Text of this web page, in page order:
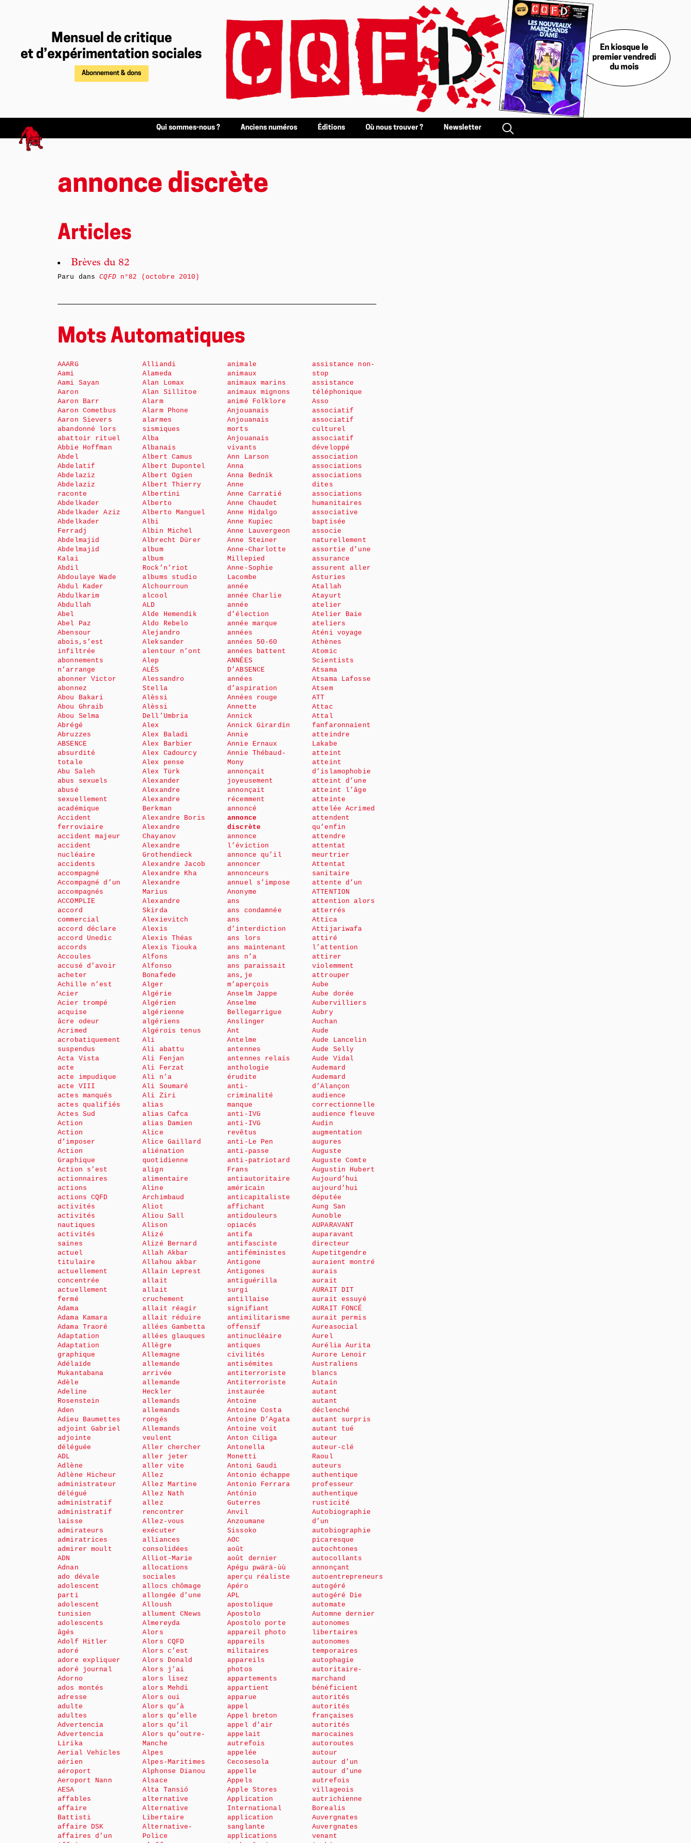
Mensuel de critique
et d’expérimentation sociales
Abonnement & dons
En kiosque le
premier vendredi
du mois
Qui sommes-nous ? Anciens numéros Éditions Où nous trouver ? Newsletter
annonce discrète
Articles
Brèves du 82
Paru dansCQFDn°82 (octobre 2010)
Mots Automatiques
AAARG
Aami
Aami Sayan
Aaron
Aaron Barr
Aaron Cometbus
Aaron Sievers
abandonné lors
abattoir rituel
Abbie Hoffman
Abdel
Abdelatif
Abdelaziz
Abdelaziz
raconte
Abdelkader
Abdelkader Aziz
Abdelkader
Ferradj
Abdelmajid
Abdelmajid
Kalai
Abdil
Abdoulaye Wade
Abdul Kader
Abdulkarim
Abdullah
Abel
Abel Paz
Abensour
abois,s’est
infiltrée
abonnements
n’arrange
abonner Victor
abonnez
Abou Bakari
Abou Ghraib
Abou Selma
Abrégé
Abruzzes
ABSENCE
absurdité
totale
Abu Saleh
abus sexuels
abusé
sexuellement
académique
Accident
ferroviaire
accident majeur
accident
nucléaire
accidents
accompagné
Accompagné d’un
accompagnés
ACCOMPLIE
accord
commercial
accord déclare
accord Unedic
accords
Accoules
accusé d’avoir
acheter
Achille n’est
Acier
Acier trompé
acquise
âcre odeur
Acrimed
acrobatiquement
suspendus
Acta Vista
acte
acte impudique
acte VIII
actes manqués
actes qualifiés
Actes Sud
Action
Action
d’imposer
Action
Graphique
Action s’est
actionnaires
actions
actions CQFD
activités
activités
nautiques
activités
saines
actuel
titulaire
actuellement
concentrée
actuellement
fermé
Adama
Adama Kamara
Adama Traoré
Adaptation
Adaptation
graphique
Adélaïde
Mukantabana
Adèle
Adeline
Rosenstein
Aden
Adieu Baumettes
adjoint Gabriel
adjointe
déléguée
ADL
Adlène
Adlène Hicheur
administrateur
délégué
administratif
administratif
laisse
admirateurs
admiratrices
admirer moult
ADN
Adnan
ado dévale
adolescent
parti
adolescent
tunisien
adolescents
âgés
Adolf Hitler
adoré
adore expliquer
adoré journal
Adorno
ados montés
adresse
adulte
adultes
Advertencia
Advertencia
Lirika
Aerial Vehicles
aérien
aéroport
Aeroport Nann
AESA
affables
affaire
Battisti
affaire DSK
affaires d’un
Alliandi
Alameda
Alan Lomax
Alan Sillitoe
Alarm
Alarm Phone
alarmes
sismiques
Alba
Albanais
Albert Camus
Albert Dupontel
Albert Ogien
Albert Thierry
Albertini
Alberto
Alberto Manguel
Albi
Albin Michel
Albrecht Dürer
album
album
Rock’n’riot
albums studio
Alchourroun
alcool
ALD
Alde Hemendik
Aldo Rebelo
Alejandro
Aleksander
alentour n’ont
Alep
ALÈS
Alessandro
Stella
Alèssi
Alèssi
Dell’Umbria
Alex
Alex Baladi
Alex Barbier
Alex Cadourcy
Alex pense
Alex Türk
Alexander
Alexandre
Alexandre
Berkman
Alexandre Boris
Alexandre
Chayanov
Alexandre
Grothendieck
Alexandre Jacob
Alexandre Kha
Alexandre
Marius
Alexandre
Skirda
Alexievitch
Alexis
Alexis Théas
Alexis Tiouka
Alfons
Alfonso
Bonafede
Alger
Algérie
Algérien
algérienne
algériens
Algérois tenus
Ali
Ali abattu
Ali Fenjan
Ali Ferzat
Ali n’a
Ali Soumaré
Ali Ziri
alias
alias Cafca
alias Damien
Alice
Alice Gaillard
aliénation
quotidienne
align
alimentaire
Aline
Archimbaud
Aliot
Aliou Sall
Alison
Alizé
Alizé Bernard
Allah Akbar
Allahou akbar
Allain Leprest
allait
allait
cruchement
allait réagir
allait réduire
allées Gambetta
allées glauques
Allègre
Allemagne
allemande
arrivée
allemande
Heckler
allemands
allemands
rongés
Allemands
veulent
Aller chercher
aller jeter
aller vite
Allez
Allez Martine
Allez Nath
allez
rencontrer
Allez-vous
exécuter
alliances
consolidées
Alliot-Marie
allocations
sociales
allocs chômage
allongée d’une
Alloush
allument CNews
Almereyda
Alors
Alors CQFD
Alors c’est
Alors Donald
Alors j’ai
alors lisez
alors Mehdi
Alors oui
Alors qu’à
alors qu’elle
alors qu’il
Alors qu’outre-
Manche
Alpes
Alpes-Maritimes
Alphonse Dianou
Alsace
Alta Tansió
alternative
Alternative
Libertaire
Alternative-
Police
animale
animaux
animaux marins
animaux mignons
animé Folklore
Anjouanais
Anjouanais
morts
Anjouanais
vivants
Ann Larson
Anna
Anna Bednik
Anne
Anne Carratié
Anne Chaudet
Anne Hidalgo
Anne Kupiec
Anne Lauvergeon
Anne Steiner
Anne-Charlotte
Millepied
Anne-Sophie
Lacombe
année
année Charlie
année
d’élection
année marque
années
années 50-60
années battent
ANNÉES
D’ABSENCE
années
d’aspiration
Années rouge
Annette
Annick
Annick Girardin
Annie
Annie Ernaux
Annie Thébaud-
Mony
annonçait
joyeusement
annonçait
récemment
annoncé
annonce
discrète
annonce
l’éviction
annonce qu’il
annoncer
annonceurs
annuel s’impose
Anonyme
ans
ans condamnée
ans
d’interdiction
ans lors
ans maintenant
ans n’a
ans paraissait
ans,je
m’aperçois
Anselm Jappe
Anselme
Bellegarrigue
Anslinger
Ant
Antelme
antennes
antennes relais
anthologie
érudite
anti-
criminalité
manque
anti-IVG
anti-IVG
revêtus
anti-Le Pen
anti-passe
anti-patriotard
Frans
antiautoritaire
américain
anticapitaliste
affichant
antidouleurs
opiacés
antifa
antifasciste
antiféministes
Antigone
Antigones
antiguérilla
surgi
antillaise
signifiant
antimilitarisme
offensif
antinucléaire
antiques
civilités
antisémites
antiterroriste
Antiterroriste
instaurée
Antoine
Antoine Costa
Antoine D’Agata
Antoine voit
Anton Ciliga
Antonella
Monetti
Antoni Gaudi
Antonio échappe
Antonio Ferrara
António
Guterres
Anvil
Anzoumane
Sissoko
AOC
août
août dernier
Apégu pwärä-ùù
aperçu réaliste
Apéro
APL
apostolique
Apostolo
Apostolo porte
appareil photo
appareils
militaires
appareils
photos
appartements
appartient
apparue
appel
Appel breton
appel d’air
appelait
autrefois
appelée
Cecosesola
appelle
Appels
Apple Stores
Application
International
application
sanglante
applications
assistance non-
stop
assistance
téléphonique
Asso
associatif
associatif
culturel
associatif
développé
association
associations
associations
dites
associations
humanitaires
associative
baptisée
associe
naturellement
assortie d’une
assurance
assurent aller
Asturies
Atallah
Atayurt
atelier
Atelier Baie
ateliers
Aténi voyage
Athènes
Atomic
Scientists
Atsama
Atsama Lafosse
Atsem
ATT
Attac
Attal
fanfaronnaient
atteindre
Lakabe
atteint
atteint
d’islamophobie
atteint d’une
atteint l’âge
atteinte
attelée Acrimed
attendent
qu’enfin
attendre
attentat
meurtrier
Attentat
sanitaire
attente d’un
ATTENTION
attention alors
atterrés
Attica
Attijariwafa
attiré
l’attention
attirer
violemment
attrouper
Aube
Aube dorée
Aubervilliers
Aubry
Auchan
Aude
Aude Lancelin
Aude Selly
Aude Vidal
Audemard
Audemard
d’Alançon
audience
correctionnelle
audience fleuve
Audin
augmentation
augures
Auguste
Auguste Comte
Augustin Hubert
Aujourd’hui
aujourd’hui
députée
Aung San
Aunoble
AUPARAVANT
auparavant
directeur
Aupetitgendre
auraient montré
aurais
aurait
AURAIT DIT
aurait essuyé
AURAIT FONCÉ
aurait permis
Aureasocial
Aurel
Aurélia Aurita
Aurore Lenoir
Australiens
blancs
Autain
autant
autant
déclenché
autant surpris
autant tué
auteur
auteur-clé
Raoul
auteurs
authentique
professeur
authentique
rusticité
Autobiographie
d’un
autobiographie
picaresque
autochtones
autocollants
annonçant
autoentrepreneurs
autogéré
autogéré Die
automate
Automne dernier
autonomes
libertaires
autonomes
temporaires
autophagie
autoritaire-
marchand
bénéficient
autorités
autorités
françaises
autorités
marocaines
autoroutes
autour
autour d’un
autour d’une
autrefois
villageois
autrichienne
Borealis
Auvergnates
Auvergnates
venant